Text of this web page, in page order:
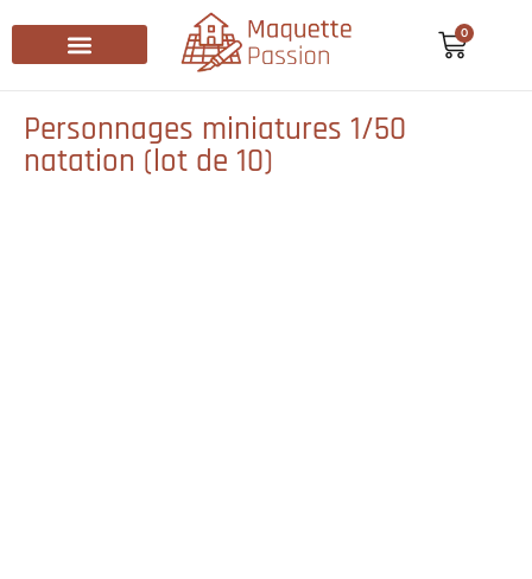
0
Personnages miniatures 1/50
natation (lot de 10)